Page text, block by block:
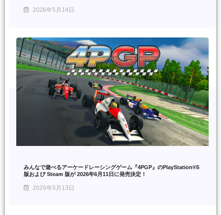
2026年5月14日
みんなで遊べるアーケードレーシングゲーム『4PGP』のPlayStation®5
版および Steam 版が 2026年6月11日に発売決定！
2026年5月13日